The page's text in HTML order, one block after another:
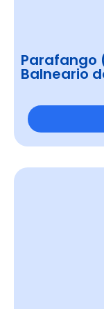
Parafango
Balneario